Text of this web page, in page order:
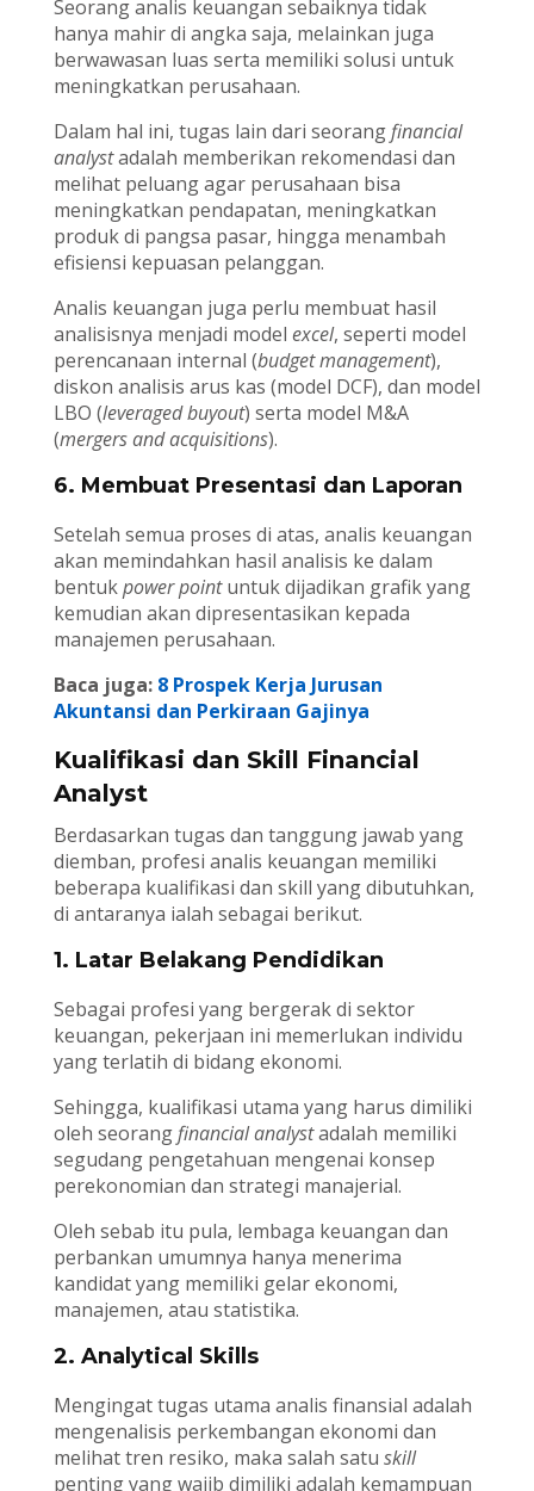
Seorang analis keuangan sebaiknya tidak
hanya mahir di angka saja, melainkan juga
berwawasan luas serta memiliki solusi untuk
meningkatkan perusahaan.
Dalam hal ini, tugas lain dari seorangfinancial
analystadalah memberikan rekomendasi dan
melihat peluang agar perusahaan bisa
meningkatkan pendapatan, meningkatkan
produk di pangsa pasar, hingga menambah
efisiensi kepuasan pelanggan.
Analis keuangan juga perlu membuat hasil
analisisnya menjadi model excel, seperti model
perencanaan internal (budget management),
diskon analisis arus kas (model DCF), dan model
LBO (leveraged buyout) serta model M&A
(mergers and acquisitions).
6. Membuat Presentasi dan Laporan
Setelah semua proses di atas, analis keuangan
akan memindahkan hasil analisis ke dalam
bentukpower pointuntuk dijadikan grafik yang
kemudian akan dipresentasikan kepada
manajemen perusahaan.
Baca juga: 8 Prospek Kerja Jurusan
Akuntansi dan Perkiraan Gajinya
Kualifikasi dan Skill Financial
Analyst
Berdasarkan tugas dan tanggung jawab yang
diemban, profesi analis keuangan memiliki
beberapa kualifikasi dan skill yang dibutuhkan,
di antaranya ialah sebagai berikut.
1. Latar Belakang Pendidikan
Sebagai profesi yang bergerak di sektor
keuangan, pekerjaan ini memerlukan individu
yang terlatih di bidang ekonomi.
Sehingga, kualifikasi utama yang harus dimiliki
oleh seorangfinancial analystadalah memiliki
segudang pengetahuan mengenai konsep
perekonomian dan strategi manajerial.
Oleh sebab itu pula, lembaga keuangan dan
perbankan umumnya hanya menerima
kandidat yang memiliki gelar ekonomi,
manajemen, atau statistika.
2. Analytical Skills
Mengingat tugas utama analis finansial adalah
mengenalisis perkembangan ekonomi dan
melihat tren resiko, maka salah satu skill
penting yang wajib dimiliki adalah kemampuan